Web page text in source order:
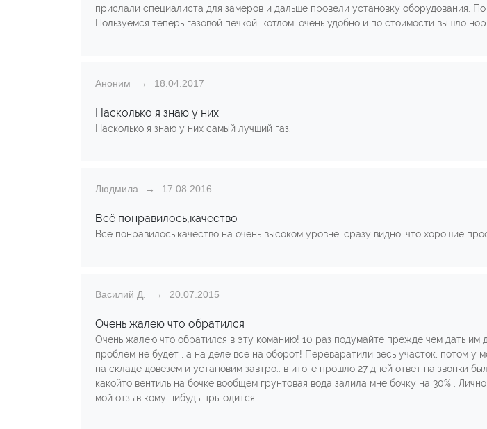
прислали специалиста для замеров и дальше провели установку оборудования.
Пользуемся теперь газовой печкой, котлом, очень удобно и по стоимости вышло
Аноним 18.04.2017
Насколько я знаю у них
Насколько я знаю у них самый лучший газ.
Людмила 17.08.2016
Всё понравилось,качество
Всё понравилось,качество на очень высоком уровне, сразу видно, что хорошие
Василий Д. 20.07.2015
Очень жалею что обратился
Очень жалею что обратился в эту команию! 10 раз подумайте прежде чем дать
проблем не будет , а на деле все на оборот! Переваратили весь участок, потом у
на складе довезем и установим завтро.. в итоге прошло 27 дней ответ на звонки
какойто вентиль на бочке вообщем грунтовая вода залила мне бочку на 30% .
мой отзыв кому нибудь прьгодится